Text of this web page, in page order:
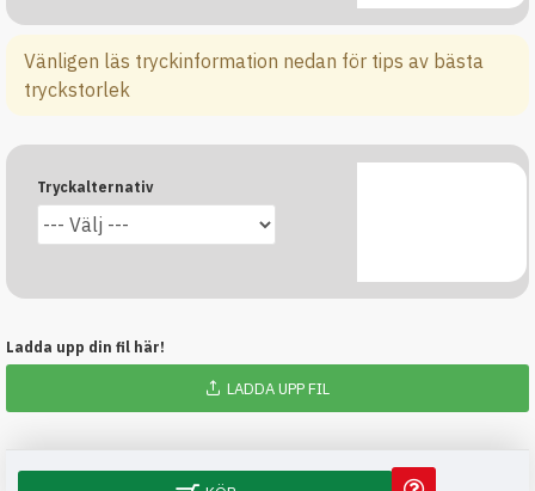
Vänligen läs tryckinformation nedan för tips av bästa
tryckstorlek
Tryckalternativ
Ladda upp din fil här!
LADDA UPP FIL